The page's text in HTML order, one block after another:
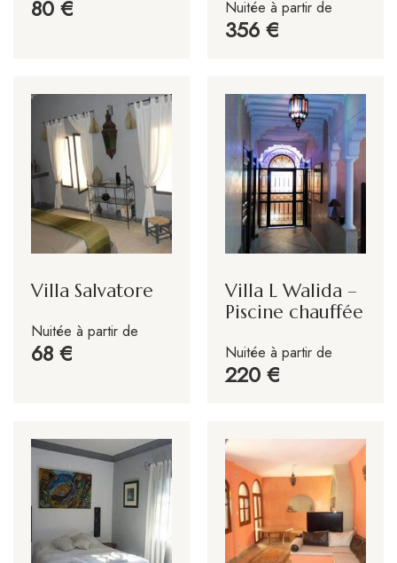
80 Nuitée à partir de
356
Villa Salvatore
Nuitée à partir de
68
Villa L Walida –
Piscine chauffée
Nuitée à partir de
220